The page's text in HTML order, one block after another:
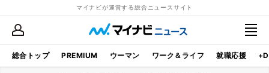
マイナビが運営する総合ニュースサイト
総合トップ PREMIUM ウーマン ワーク＆ライフ 就職応援